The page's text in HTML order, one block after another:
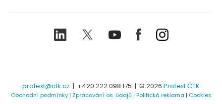
LinkedIn TwitterYoutubeFacebookInstagram
protext@ctk.cz | +420 222 098 175 | © 2026 Protext ČTK
Obchodní podmínky| Zpracování os. údajů| Politická reklama | Cookies